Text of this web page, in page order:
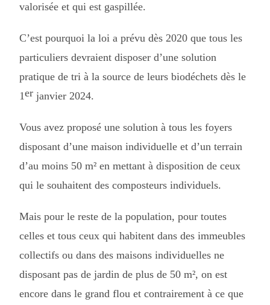
valorisée et qui est gaspillée.
C’est pourquoi la loi a prévu dès 2020 que tous les
particuliers devraient disposer d’une solution
pratique de tri à la source de leurs biodéchets dès le
1er janvier 2024.
Vous avez proposé une solution à tous les foyers
disposant d’une maison individuelle et d’un terrain
d’au moins 50 m² en mettant à disposition de ceux
qui le souhaitent des composteurs individuels.
Mais pour le reste de la population, pour toutes
celles et tous ceux qui habitent dans des immeubles
collectifs ou dans des maisons individuelles ne
disposant pas de jardin de plus de 50 m², on est
encore dans le grand flou et contrairement à ce que